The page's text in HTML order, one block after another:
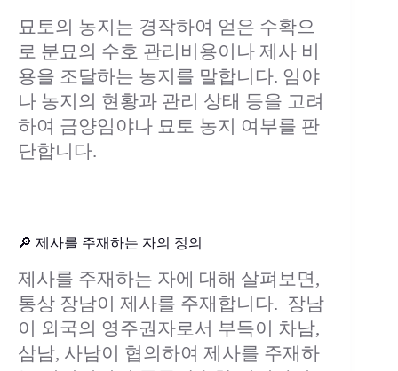
묘토의 농지는 경작하여 얻은 수확으
로 분묘의 수호 관리비용이나 제사 비
용을 조달하는 농지를 말합니다. 임야
나 농지의 현황과 관리 상태 등을 고려
하여 금양임야나 묘토 농지 여부를 판
단합니다.
🔎 제사를 주재하는 자의 정의
제사를 주재하는 자에 대해 살펴보면,
통상 장남이 제사를 주재합니다. 장남
이 외국의 영주권자로서 부득이 차남,
삼남, 사남이 협의하여 제사를 주재하